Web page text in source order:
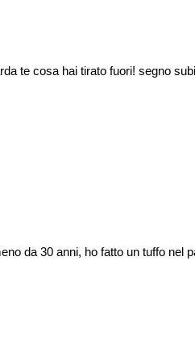
te cosa hai tirato fuori! segno
da 30 anni, ho fatto un tuffo nel